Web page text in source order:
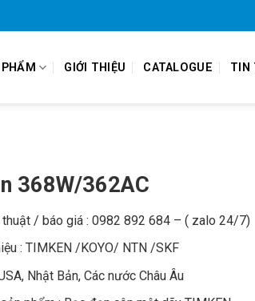
GIỚI THIỆU CATALOGUE TIN
368W/362AC
thuật / báo giá : 0982 892 684 – ( zalo 24/7)
: TIMKEN /KOYO/ NTN /SKF
Nhật Bản, Các nước Châu Âu